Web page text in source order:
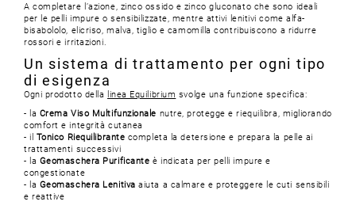
A completare l’azione, zinco ossido e zinco gluconato che sono ideali
per le pelli impure o sensibilizzate, mentre attivi lenitivi come alfa-
bisabololo, elicriso, malva, tiglio e camomilla contribuiscono a ridurre
rossori e irritazioni.
Un sistema di trattamento per ogni tipo
di esigenza
Ogni prodotto della linea Equilibrium svolge una funzione specifica:
- la Crema Viso Multifunzionale nutre, protegge e riequilibra, migliorando
comfort e integrità cutanea
- il Tonico Riequilibrante completa la detersione e prepara la pelle ai
trattamenti successivi
- la Geomaschera Purificante è indicata per pelli impure e
congestionate
- la Geomaschera Lenitiva aiuta a calmare e proteggere le cuti sensibili
e reattive